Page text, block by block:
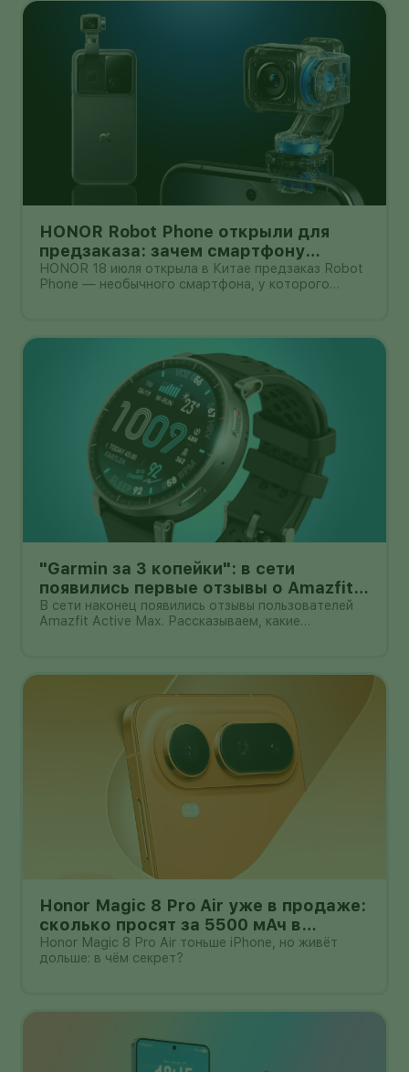
HONOR Robot Phone открыли для
предзаказа: зачем смартфону
камера на роботизированной руке
HONOR 18 июля открыла в Китае предзаказ Robot
Phone — необычного смартфона, у которого
"Garmin за 3 копейки": в сети
появились первые отзывы о Amazfit
Active Max с оффлайн-картами
В сети наконец появились отзывы пользователей
Amazfit Active Max. Рассказываем, какие
Honor Magic 8 Pro Air уже в продаже:
сколько просят за 5500 мАч в
корпусе толщиной всего 6,1 мм?
Honor Magic 8 Pro Air тоньше iPhone, но живёт
дольше: в чём секрет?